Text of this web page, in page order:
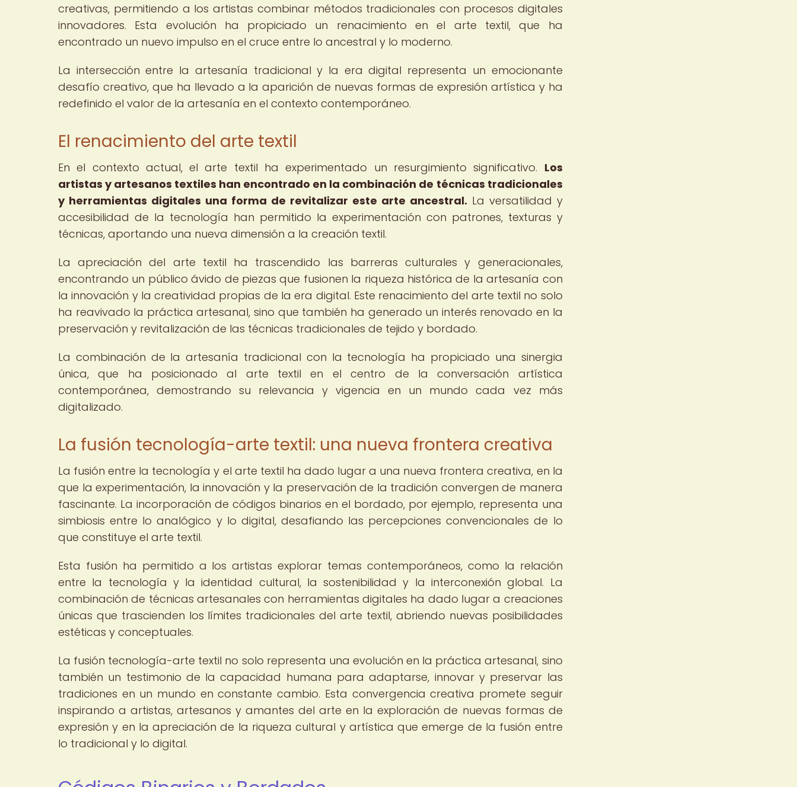
creativas, permitiendo a los artistas combinar métodos tradicionales con procesos digitales
innovadores. Esta evolución ha propiciado un renacimiento en el arte textil, que ha
encontrado un nuevo impulso en el cruce entre lo ancestral y lo moderno.
La intersección entre la artesanía tradicional y la era digital representa un emocionante
desafío creativo, que ha llevado a la aparición de nuevas formas de expresión artística y ha
redefinido el valor de la artesanía en el contexto contemporáneo.
El renacimiento del arte textil
En el contexto actual, el arte textil ha experimentado un resurgimiento significativo. Los
artistas y artesanos textiles han encontrado en la combinación de técnicas tradicionales
y herramientas digitales una forma de revitalizar este arte ancestral. La versatilidad y
accesibilidad de la tecnología han permitido la experimentación con patrones, texturas y
técnicas, aportando una nueva dimensión a la creación textil.
La apreciación del arte textil ha trascendido las barreras culturales y generacionales,
encontrando un público ávido de piezas que fusionen la riqueza histórica de la artesanía con
la innovación y la creatividad propias de la era digital. Este renacimiento del arte textil no solo
ha reavivado la práctica artesanal, sino que también ha generado un interés renovado en la
preservación y revitalización de las técnicas tradicionales de tejido y bordado.
La combinación de la artesanía tradicional con la tecnología ha propiciado una sinergia
única, que ha posicionado al arte textil en el centro de la conversación artística
contemporánea, demostrando su relevancia y vigencia en un mundo cada vez más
digitalizado.
La fusión tecnología-arte textil: una nueva frontera creativa
La fusión entre la tecnología y el arte textil ha dado lugar a una nueva frontera creativa, en la
que la experimentación, la innovación y la preservación de la tradición convergen de manera
fascinante. La incorporación de códigos binarios en el bordado, por ejemplo, representa una
simbiosis entre lo analógico y lo digital, desafiando las percepciones convencionales de lo
que constituye el arte textil.
Esta fusión ha permitido a los artistas explorar temas contemporáneos, como la relación
entre la tecnología y la identidad cultural, la sostenibilidad y la interconexión global. La
combinación de técnicas artesanales con herramientas digitales ha dado lugar a creaciones
únicas que trascienden los límites tradicionales del arte textil, abriendo nuevas posibilidades
estéticas y conceptuales.
La fusión tecnología-arte textil no solo representa una evolución en la práctica artesanal, sino
también un testimonio de la capacidad humana para adaptarse, innovar y preservar las
tradiciones en un mundo en constante cambio. Esta convergencia creativa promete seguir
inspirando a artistas, artesanos y amantes del arte en la exploración de nuevas formas de
expresión y en la apreciación de la riqueza cultural y artística que emerge de la fusión entre
lo tradicional y lo digital.